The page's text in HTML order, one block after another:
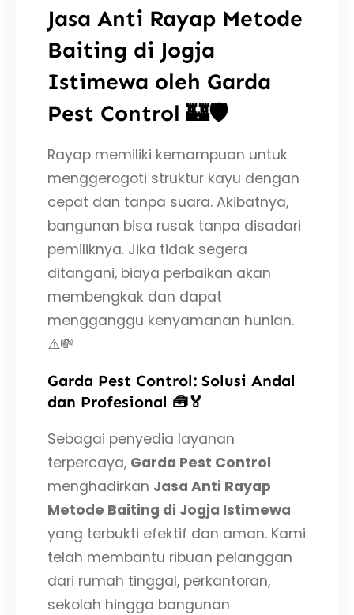
Jasa Anti Rayap Metode
Baiting di Jogja
Istimewa oleh Garda
Pest Control 🏰🛡️
Rayap memiliki kemampuan untuk
menggerogoti struktur kayu dengan
cepat dan tanpa suara. Akibatnya,
bangunan bisa rusak tanpa disadari
pemiliknya. Jika tidak segera
ditangani, biaya perbaikan akan
membengkak dan dapat
mengganggu kenyamanan hunian.
⚠️💸
Garda Pest Control: Solusi Andal
dan Profesional 🧰🏅
Sebagai penyedia layanan
terpercaya, Garda Pest Control
menghadirkan Jasa Anti Rayap
Metode Baiting di Jogja Istimewa
yang terbukti efektif dan aman. Kami
telah membantu ribuan pelanggan
dari rumah tinggal, perkantoran,
sekolah hingga bangunan